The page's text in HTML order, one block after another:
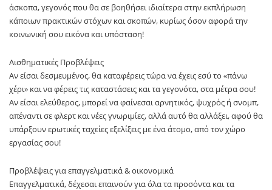
άσκοπα, γεγονός που θα σε βοηθήσει ιδιαίτερα στην εκπλήρωση
κάποιων πρακτικών στόχων και σκοπών, κυρίως όσον αφορά την
κοινωνική σου εικόνα και υπόσταση!
Αισθηματικές Προβλέψεις
Αν είσαι δεσμευμένος, θα καταφέρεις τώρα να έχεις εσύ το «πάνω
χέρι» και να φέρεις τις καταστάσεις και τα γεγονότα, στα μέτρα σου!
Αν είσαι ελεύθερος, μπορεί να φαίνεσαι αρνητικός, ψυχρός ή σνομπ,
απέναντι σε φλερτ και νέες γνωριμίες, αλλά αυτό θα αλλάξει, αφού θα
υπάρξουν ερωτικές ταχείες εξελίξεις με ένα άτομο, από τον χώρο
εργασίας σου!
Προβλέψεις για επαγγελματικά & οικονομικά
Επαγγελματικά, δέχεσαι επαινούν για όλα τα προσόντα και τα